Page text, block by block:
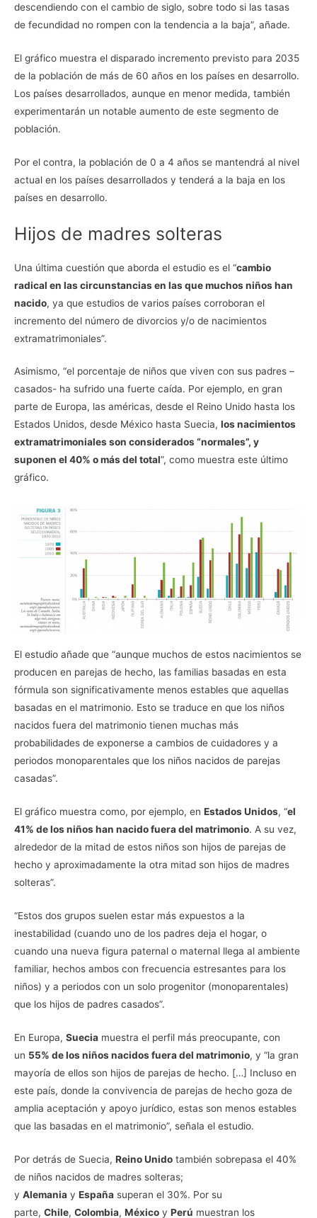
descendiendo con el cambio de siglo, sobre todo si las tasas
de fecundidad no rompen con la tendencia a la baja”, añade.
El gráfico muestra el disparado incremento previsto para 2035
de la población de más de 60 años en los países en desarrollo.
Los países desarrollados, aunque en menor medida, también
experimentarán un notable aumento de este segmento de
población.
Por el contra, la población de 0 a 4 años se mantendrá al nivel
actual en los países desarrollados y tenderá a la baja en los
países en desarrollo.
Hijos de madres solteras
Una última cuestión que aborda el estudio es el “cambio
radical en las circunstancias en las que muchos niños han
nacido, ya que estudios de varios países corroboran el
incremento del número de divorcios y/o de nacimientos
extramatrimoniales”.
Asimismo, “el porcentaje de niños que viven con sus padres –
casados- ha sufrido una fuerte caída. Por ejemplo, en gran
parte de Europa, las américas, desde el Reino Unido hasta los
Estados Unidos, desde México hasta Suecia, los nacimientos
extramatrimoniales son considerados “normales”, y
suponen el 40% o más del total”, como muestra este último
gráfico.
El estudio añade que “aunque muchos de estos nacimientos se
producen en parejas de hecho, las familias basadas en esta
fórmula son significativamente menos estables que aquellas
basadas en el matrimonio. Esto se traduce en que los niños
nacidos fuera del matrimonio tienen muchas más
probabilidades de exponerse a cambios de cuidadores y a
periodos monoparentales que los niños nacidos de parejas
casadas”.
El gráfico muestra como, por ejemplo, en Estados Unidos, “el
41% de los niños han nacido fuera del matrimonio. A su vez,
alrededor de la mitad de estos niños son hijos de parejas de
hecho y aproximadamente la otra mitad son hijos de madres
solteras”.
“Estos dos grupos suelen estar más expuestos a la
inestabilidad (cuando uno de los padres deja el hogar, o
cuando una nueva figura paternal o maternal llega al ambiente
familiar, hechos ambos con frecuencia estresantes para los
niños) y a periodos con un solo progenitor (monoparentales)
que los hijos de padres casados”.
En Europa, Suecia muestra el perfil más preocupante, con
un 55% de los niños nacidos fuera del matrimonio, y “la gran
mayoría de ellos son hijos de parejas de hecho. […] Incluso en
este país, donde la convivencia de parejas de hecho goza de
amplia aceptación y apoyo jurídico, estas son menos estables
que las basadas en el matrimonio”, señala el estudio.
Por detrás de Suecia, Reino Unido también sobrepasa el 40%
de niños nacidos de madres solteras;
y Alemania y España superan el 30%. Por su
parte, Chile, Colombia, México y Perú muestran los